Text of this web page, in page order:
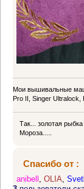
Мои вышивальные
Pro II, Singer Ultralock,
Так... золотая
Мороза.....
Спасибо от :
anibell ,OLIA,